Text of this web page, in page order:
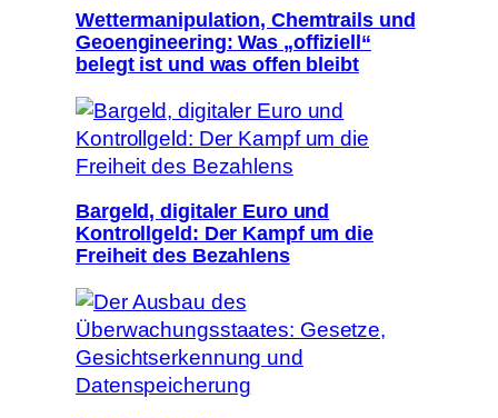
Wettermanipulation, Chemtrails und
Geoengineering: Was „offiziell“
belegt ist und was offen bleibt
Bargeld, digitaler Euro und
Kontrollgeld: Der Kampf um die
Freiheit des Bezahlens